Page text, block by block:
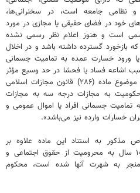
و نظامی جامعه است، در سخنرانی‌ها،
خود در فضای حقیقی یا مجازی در مورد
است و هنوز اعلام نظر رسمی نشده
بازخورد گسترده داشته باشد و در اخلال
ورود خسارت عمده به تمامیت جسمانی
اشاعه فساد یا فحشا در حد وسیع مؤثر
باشد، اگر از مصادیق افساد فی‌الارض موضوع ماده (۲۸۶) قانون مجازات اسلامی
بر محکومیت به مجازات درجه سه به مجازات
تمامیت جسمانی افراد یا اموال عمومی و
وارده نیز می‌باشد».
مذکور به استناد این ماده علاوه بر
مجازات‌های مذکور به مدت پنج تا ۱۰ سال به محرومیت از حقوق اجتماعی و
به شهرت آنها شده است، محکوم